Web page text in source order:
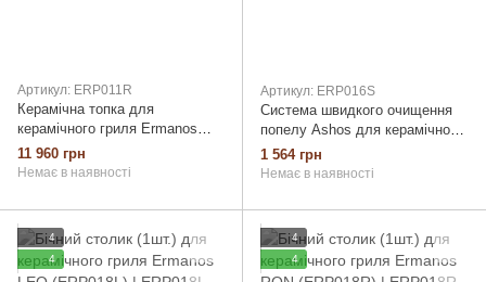
Артикул: ERP011R
Керамічна топка для
керамічного гриля Ermanos
RON (ERP011R)
11 960 грн
Немає в наявності
Артикул: ERP016S
Система швидкого очищення
попелу Ashos для керамічного
гриля Ermanos SAM (ERP016S)
1 564 грн
Немає в наявності
4
4
4
4